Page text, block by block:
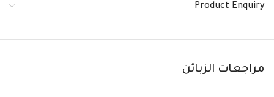
Product Enquiry
مراجعات الزبائن